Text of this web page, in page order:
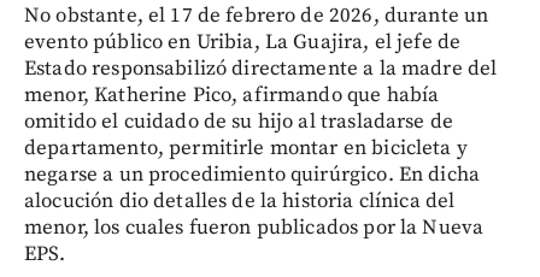
No obstante, el 17 de febrero de 2026, durante un
evento público en Uribia, La Guajira, el jefe de
Estado responsabilizó directamente a la madre del
menor, Katherine Pico, afirmando que había
omitido el cuidado de su hijo al trasladarse de
departamento, permitirle montar en bicicleta y
negarse a un procedimiento quirúrgico. En dicha
alocución dio detalles de la historia clínica del
menor, los cuales fueron publicados por la Nueva
EPS.